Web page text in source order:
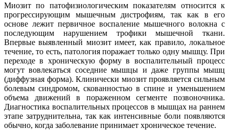
Миозит по патофизиологическим показателям относится к
прогрессирующим мышечным дистрофиям, так как в его
основе лежит первичное воспаление мышечного волокна с
последующим нарушением трофики мышечной ткани.
Впервые выявленный миозит имеет, как правило, локальное
течение, то есть, патология поражает только одну мышцу. При
переходе в хроническую форму в воспалительный процесс
могут вовлекаться соседние мышцы и даже группы мышц
(диффузная форма). Клинически миозит проявляется сильным
болевым синдромом, скованностью в спине и уменьшением
объема движений в пораженном сегменте позвоночника.
Диагностика воспалительных процессов в мышцах на раннем
этапе затруднительна, так как интенсивные боли появляются
обычно, когда заболевание принимает хроническое течение.